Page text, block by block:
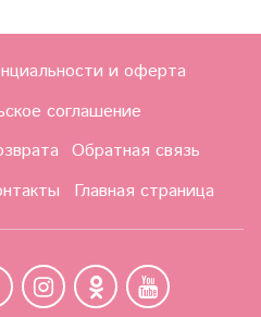
и оферта
соглашение
Обратная связь
Главная страница